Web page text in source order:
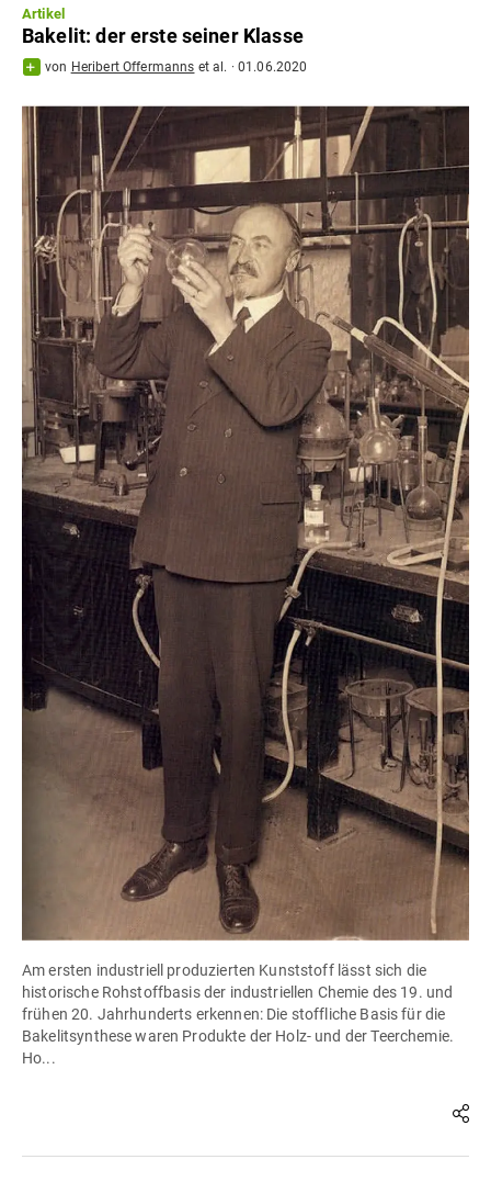
Artikel
Bakelit: der erste seiner Klasse
von Heribert Offermanns et al. · 01.06.2020
Am ersten industriell produzierten Kunststoff lässt sich die
historische Rohstoffbasis der industriellen Chemie des 19. und
frühen 20. Jahrhunderts erkennen: Die stoffliche Basis für die
Bakelitsynthese waren Produkte der Holz- und der Teerchemie.
Ho...